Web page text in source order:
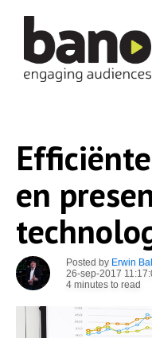
en
Posted by Erwin
26-sep-2017
4 minutes to read